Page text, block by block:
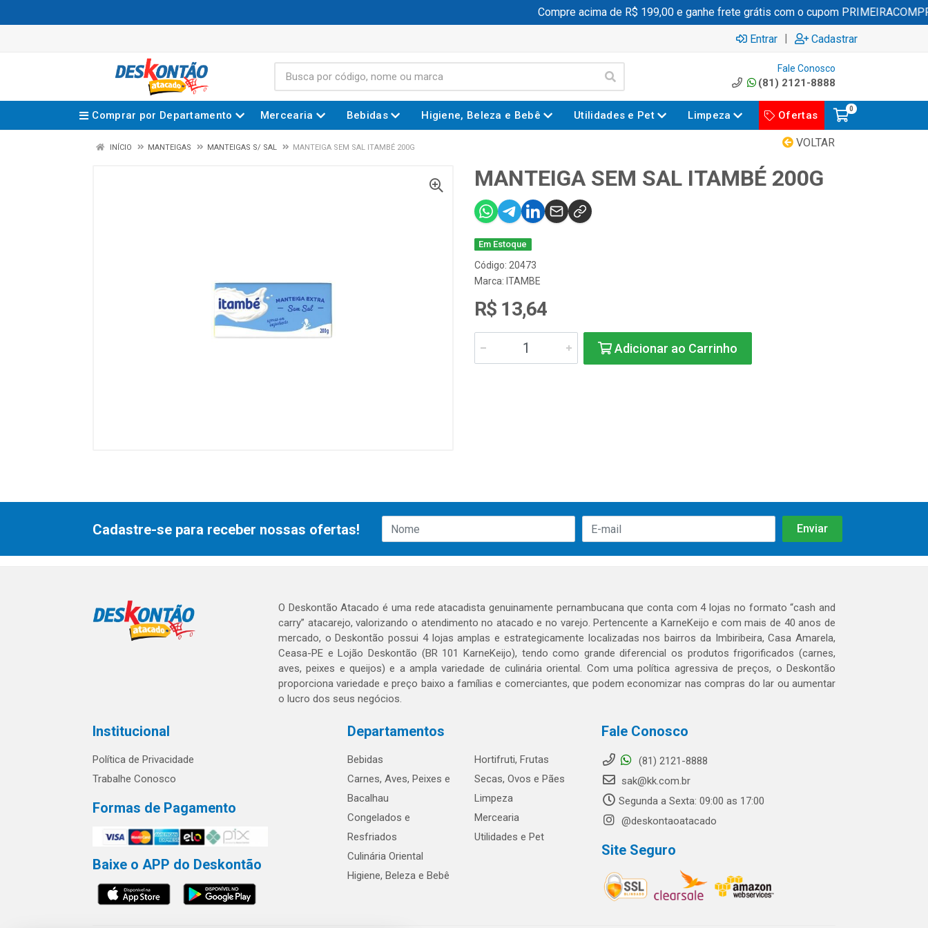
Compre acima de R$ 199,00 e ganhe frete grátis com o cupom PRIMEIRACOMPRA
Entrar | Cadastrar
Fale Conosco
(81) 2121-8888
Comprar por Departamento Mercearia Bebidas Higiene, Beleza e Bebê Utilidades e Pet Limpeza Ofertas
0
VOLTAR
INÍCIO MANTEIGAS MANTEIGAS S/ SAL MANTEIGA SEM SAL ITAMBÉ 200G
MANTEIGA SEM SAL ITAMBÉ 200G
Em Estoque
Código: 20473
Marca: ITAMBE
R$ 13,64
Adicionar ao Carrinho
Cadastre-se para receber nossas ofertas!
O Deskontão Atacado é uma rede atacadista genuinamente pernambucana que conta com 4 lojas no formato “cash and
carry” atacarejo, valorizando o atendimento no atacado e no varejo. Pertencente a KarneKeijo e com mais de 40 anos de
mercado, o Deskontão possui 4 lojas amplas e estrategicamente localizadas nos bairros da Imbiribeira, Casa Amarela,
Ceasa-PE e Lojão Deskontão (BR 101 KarneKeijo), tendo como grande diferencial os produtos frigorificados (carnes,
aves, peixes e queijos) e a ampla variedade de culinária oriental. Com uma política agressiva de preços, o Deskontão
proporciona variedade e preço baixo a famílias e comerciantes, que podem economizar nas compras do lar ou aumentar
o lucro dos seus negócios.
Institucional
Política de Privacidade
Trabalhe Conosco
Formas de Pagamento
Baixe o APP do Deskontão
Departamentos
Bebidas
Carnes, Aves, Peixes e
Bacalhau
Congelados e
Resfriados
Culinária Oriental
Higiene, Beleza e Bebê
Hortifruti, Frutas
Secas, Ovos e Pães
Limpeza
Mercearia
Utilidades e Pet
Fale Conosco
(81) 2121-8888
sak@kk.com.br
Segunda a Sexta: 09:00 as 17:00
@deskontaoatacado
Site Seguro